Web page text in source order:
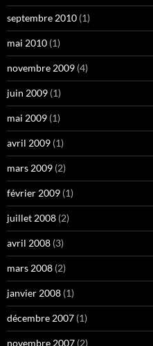
septembre 2010 (1)
mai 2010 (1)
novembre 2009 (4)
juin 2009 (1)
mai 2009 (1)
avril 2009 (1)
mars 2009 (2)
février 2009 (1)
juillet 2008 (2)
avril 2008 (3)
mars 2008 (2)
janvier 2008 (1)
décembre 2007 (1)
novembre 2007 (2)